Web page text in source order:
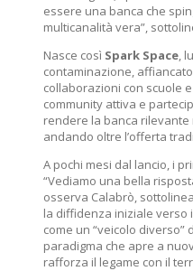
essere una banca che
multicanalità vera”,
Nasce così Spark Space,
contaminazione,
collaborazioni con scuole
community attiva e
rendere la banca
andando oltre l’offerta
A pochi mesi dal lancio, i
“Vediamo una bella
osserva Calabrò,
la diffidenza iniziale verso
come un “veicolo diverso”
paradigma che apre a
rafforza il legame con il